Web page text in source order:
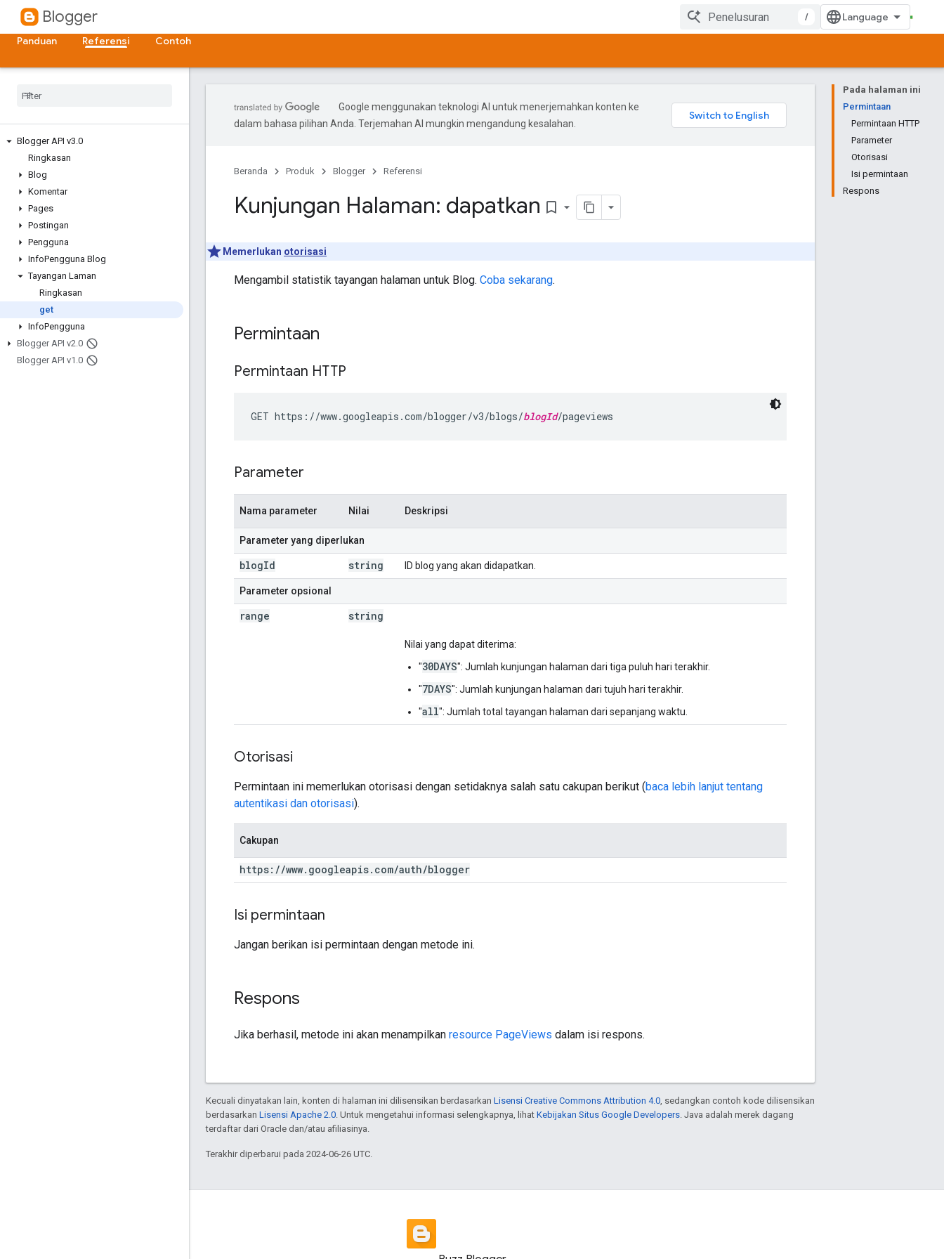
Blogger
/
Panduan
Referensi Contoh
Blogger API v3.0
Ringkasan
Blog
Komentar
Pages
Postingan
Pengguna
InfoPengguna Blog
Tayangan Laman
Ringkasan
get
InfoPengguna
Blogger API v2.0
Blogger API v1 .0
Pada halaman ini
Permintaan
Permintaan HTTP
Parameter
Otorisasi
Isi permintaan
Respons
Google menggunakan teknologi AI untuk menerjemahkan konten ke
dalam bahasa pilihan Anda. Terjemahan AI mungkin mengandung kesalahan.
Beranda Produk Blogger Referensi
Kunjungan Halaman: dapatkan bookmark_border
Memerlukan otorisasi
Mengambil statistik tayangan halaman untuk Blog. Coba sekarang.
Permintaan
Permintaan HTTP
GET https://www.googleapis.com/blogger/v3/blogs/blogId/pageviews
Parameter
Nama parameter Nilai Deskripsi
Parameter yang diperlukan
blogId string ID blog yang akan didapatkan.
Parameter opsional
range string
Nilai yang dapat diterima:
"30DAYS": Jumlah kunjungan halaman dari tiga puluh hari terakhir.
"7DAYS": Jumlah kunjungan halaman dari tujuh hari terakhir.
"all": Jumlah total tayangan halaman dari sepanjang waktu.
Otorisasi
Permintaan ini memerlukan otorisasi dengan setidaknya salah satu cakupan berikut (baca lebih lanjut tentang
autentikasi dan otorisasi).
Cakupan
https: //www. googleapis. com/auth/blogger
Isi permintaan
Jangan berikan isi permintaan dengan metode ini.
Respons
Jika berhasil, metode ini akan menampilkan resource PageViews dalam isi respons.
Kecuali dinyatakan lain, konten di halaman ini dilisensikan berdasarkan Lisensi Creative Commons Attribution 4.0 , sedangkan contoh kode dilisensikan
berdasarkan Lisensi Apache 2.0 . Untuk mengetahui informasi selengkapnya, lihat Kebijakan Situs Google Developers . Java adalah merek dagang
terdaftar dari Oracle dan/atau afiliasinya.
Terakhir diperbarui pada 2024-06-26 UTC.